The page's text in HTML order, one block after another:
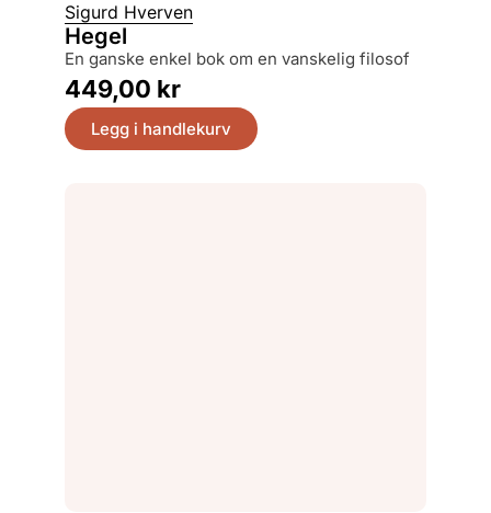
Sigurd Hverven
Hegel
en ganske enkel bok om en vanskelig filosof
449,00 kr
Legg i handlekurv